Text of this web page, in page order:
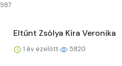
Eltűnt Zsólya Kíra Veronika
1 év ezelőtt 5820